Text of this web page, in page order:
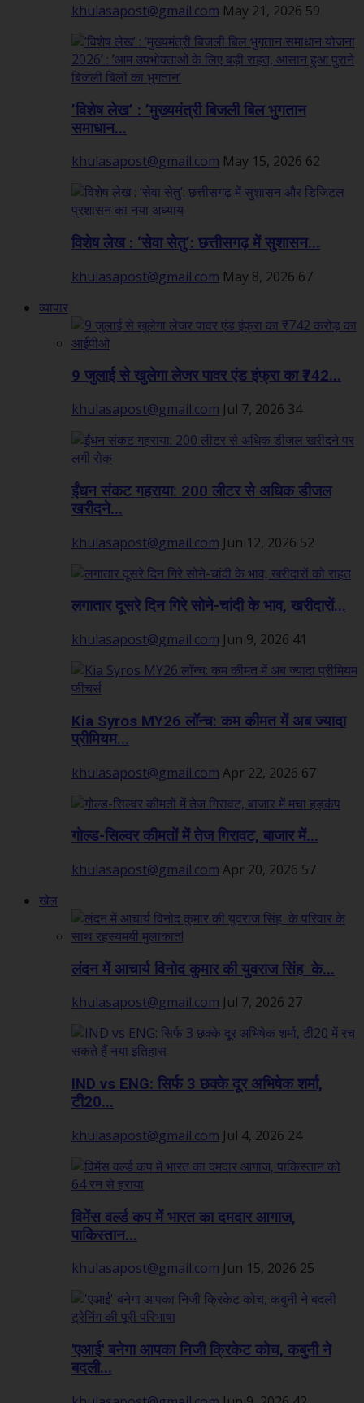
khulasapost@gmail.com May 21, 2026 59
’विशेष लेख’ : ’मुख्यमंत्री बिजली बिल भुगतान
समाधान...
khulasapost@gmail.com May 15, 2026 62
विशेष लेख : ‘सेवा सेतु’: छत्तीसगढ़ में सुशासन...
khulasapost@gmail.com May 8, 2026 67
व्यापार
9 जुलाई से खुलेगा लेजर पावर एंड इंफ्रा का ₹742...
khulasapost@gmail.com Jul 7, 2026 34
ईंधन संकट गहराया: 200 लीटर से अधिक डीजल
खरीदने...
khulasapost@gmail.com Jun 12, 2026 52
लगातार दूसरे दिन गिरे सोने-चांदी के भाव, खरीदारों...
khulasapost@gmail.com Jun 9, 2026 41
Kia Syros MY26 लॉन्च: कम कीमत में अब ज्यादा
प्रीमियम...
khulasapost@gmail.com Apr 22, 2026 67
गोल्ड-सिल्वर कीमतों में तेज गिरावट, बाजार में...
khulasapost@gmail.com Apr 20, 2026 57
खेल
लंदन में आचार्य विनोद कुमार की युवराज सिंह के...
khulasapost@gmail.com Jul 7, 2026 27
IND vs ENG: सिर्फ 3 छक्के दूर अभिषेक शर्मा,
टी20...
khulasapost@gmail.com Jul 4, 2026 24
विमेंस वर्ल्ड कप में भारत का दमदार आगाज,
पाकिस्तान...
khulasapost@gmail.com Jun 15, 2026 25
'एआई' बनेगा आपका निजी क्रिकेट कोच, कबुनी ने
बदली...